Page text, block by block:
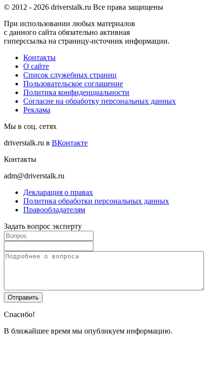
© 2012 - 2026 driverstalk.ru Все права защищены
При использовании любых материалов
с данного сайта обязательно активная
гиперссылка на страницу-источник информации.
Контакты
О сайте
Список служебных страниц
Пользовательское соглашение
Политика конфиденциальности
Согласие на обработку персональных данных
Реклама
Мы в соц. сетях
driverstalk.ru в ВКонтакте
Контакты
adm@driverstalk.ru
Декларация о правах
Политика обработки персональных данных
Правообладателям
Задать вопрос эксперту
Спасибо!
В ближайшее время мы опубликуем информацию.